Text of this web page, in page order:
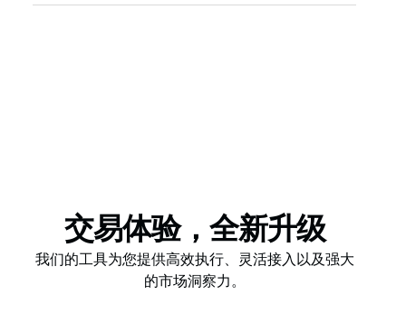
交易体验，全新升级
我们的工具为您提供高效执行、灵活接入以及强大
的市场洞察力。